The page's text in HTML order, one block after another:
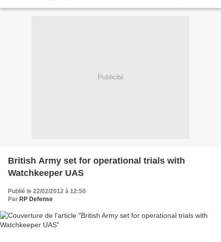
Publicité
British Army set for operational trials with
Watchkeeper UAS
Publié le 22/02/2012 à 12:50
Par RP Defense